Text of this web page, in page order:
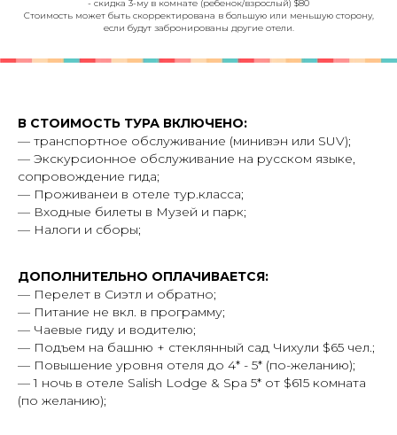
- скидка 3-му в комнате (ребенок/взрослый) $80
Стоимость может быть скорректирована в большую или меньшую сторону,
если будут забронированы другие отели.
В СТОИМОСТЬ ТУРА ВКЛЮЧЕНО:
— транспортное обслуживание (минивэн или SUV);
— Экскурсионное обслуживание на русском языке,
сопровождение гида;
— Проживанеи в отеле тур.класса;
— Входные билеты в Музей и парк;
— Налоги и сборы;
ДОПОЛНИТЕЛЬНО ОПЛАЧИВАЕТСЯ:
— Перелет в Сиэтл и обратно;
— Питание не вкл. в программу;
— Чаевые гиду и водителю;
— Подъем на башню + стеклянный сад Чихули $65 чел.;
— Повышение уровня отеля до 4* - 5* (по-желанию);
— 1 ночь в отеле Salish Lodge & Spa 5* от $615 комната
(по желанию);